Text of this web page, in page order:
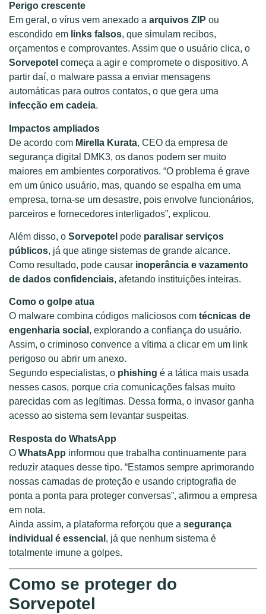
Perigo crescente
Em geral, o vírus vem anexado a arquivos ZIP ou
escondido em links falsos, que simulam recibos,
orçamentos e comprovantes. Assim que o usuário clica, o
Sorvepotel começa a agir e compromete o dispositivo. A
partir daí, o malware passa a enviar mensagens
automáticas para outros contatos, o que gera uma
infecção em cadeia.
Impactos ampliados
De acordo com Mirella Kurata, CEO da empresa de
segurança digital DMK3, os danos podem ser muito
maiores em ambientes corporativos. “O problema é grave
em um único usuário, mas, quando se espalha em uma
empresa, torna-se um desastre, pois envolve funcionários,
parceiros e fornecedores interligados”, explicou.
Além disso, o Sorvepotel pode paralisar serviços
públicos, já que atinge sistemas de grande alcance.
Como resultado, pode causar inoperância e vazamento
de dados confidenciais, afetando instituições inteiras.
Como o golpe atua
O malware combina códigos maliciosos com técnicas de
engenharia social , explorando a confiança do usuário.
Assim, o criminoso convence a vítima a clicar em um link
perigoso ou abrir um anexo.
Segundo especialistas, o phishing é a tática mais usada
nesses casos, porque cria comunicações falsas muito
parecidas com as legítimas. Dessa forma, o invasor ganha
acesso ao sistema sem levantar suspeitas.
Resposta do WhatsApp
O WhatsApp informou que trabalha continuamente para
reduzir ataques desse tipo. “Estamos sempre aprimorando
nossas camadas de proteção e usando criptografia de
ponta a ponta para proteger conversas”, afirmou a empresa
em nota.
Ainda assim, a plataforma reforçou que a segurança
individual é essencial , já que nenhum sistema é
totalmente imune a golpes.
Como se proteger do
Sorvepotel